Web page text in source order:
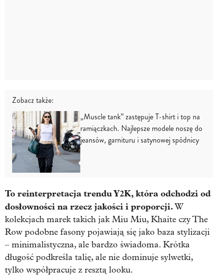
Zobacz także:
„Muscle tank” zastępuje T-shirt i top na
ramiączkach. Najlepsze modele noszę do
jeansów, garnituru i satynowej spódnicy
To reinterpretacja trendu Y2K, która odchodzi od
dosłowności na rzecz jakości i proporcji.W
kolekcjach marek takich jak Miu Miu, Khaite czy The
Row podobne fasony pojawiają się jako baza stylizacji
– minimalistyczna, ale bardzo świadoma. Krótka
długość podkreśla talię, ale nie dominuje sylwetki,
tylko współpracuje z resztą looku.